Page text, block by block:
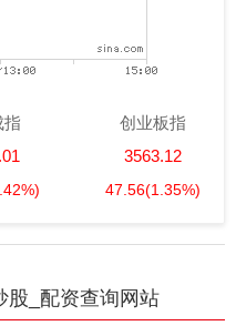
指
创业板指
3563.12
47.56(1.35%)
股_配资查询网站